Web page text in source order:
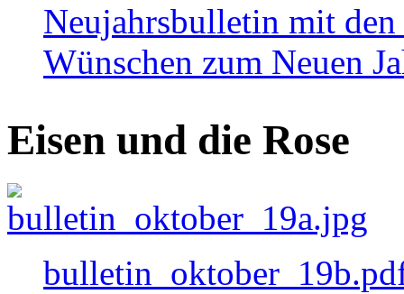
Neujahrsbulletin mit den
Wünschen zum Neuen
Eisen und die Rose